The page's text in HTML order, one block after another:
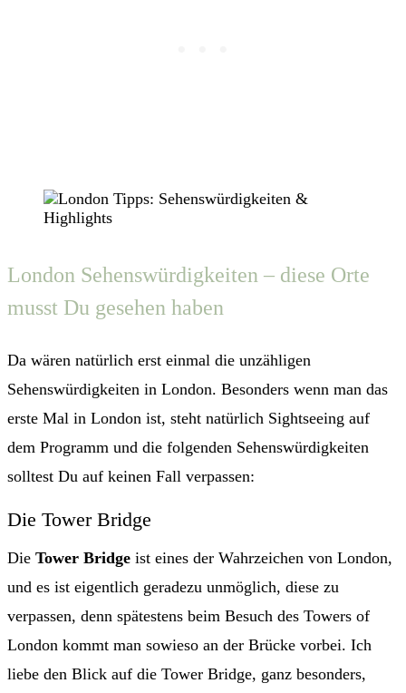
London Sehenswürdigkeiten – diese Orte
musst Du gesehen haben
Da wären natürlich erst einmal die unzähligen
Sehenswürdigkeiten in London. Besonders wenn man das
erste Mal in London ist, steht natürlich Sightseeing auf
dem Programm und die folgenden Sehenswürdigkeiten
solltest Du auf keinen Fall verpassen:
Die Tower Bridge
Die Tower Bridge ist eines der Wahrzeichen von London,
und es ist eigentlich geradezu unmöglich, diese zu
verpassen, denn spätestens beim Besuch des Towers of
London kommt man sowieso an der Brücke vorbei. Ich
liebe den Blick auf die Tower Bridge, ganz besonders,